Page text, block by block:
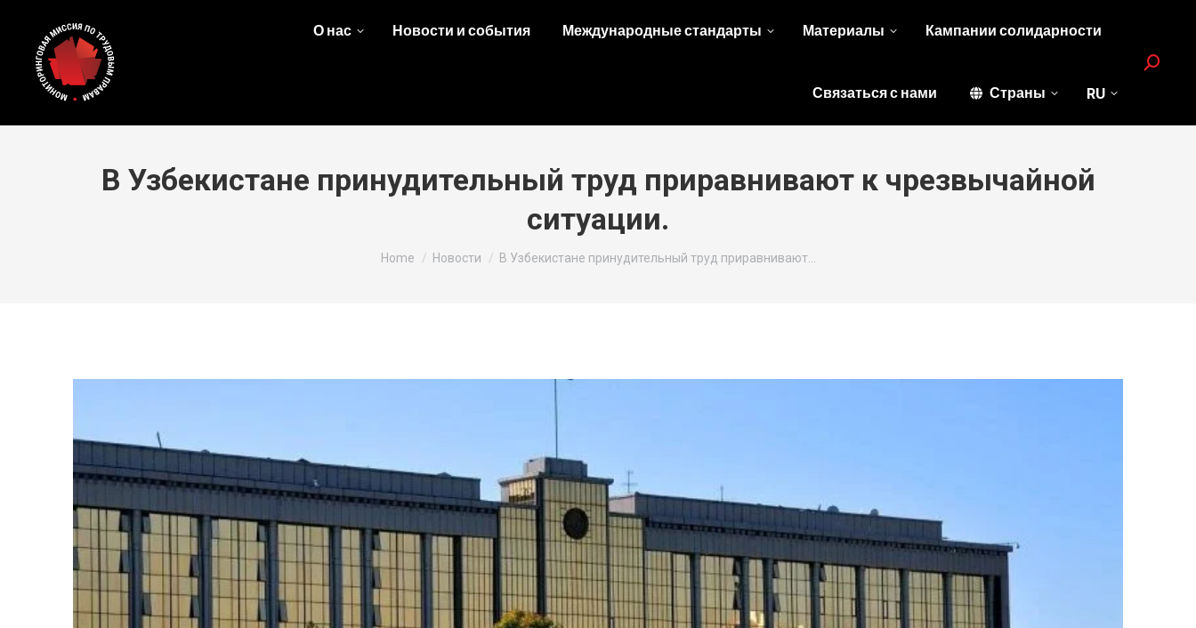
О нас Новости и события Международные стандарты Материалы Кампании солидарности
Связаться с нами Страны RU
Search:
В Узбекистане принудительный труд приравнивают к чрезвычайной
ситуации.
You are here:
Home Новости В Узбекистане принудительный труд приравнивают…